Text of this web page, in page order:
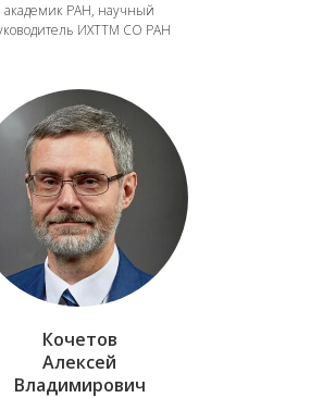
академик РАН, научный
ИХТТМ СО РАН
Кочетов
Алексей
Владимирович